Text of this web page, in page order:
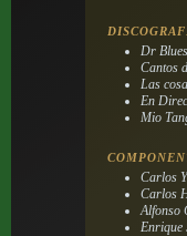
Dr
Cantos
Las
En
Mio
Carlos
Carlos
Alfonso
Enrique